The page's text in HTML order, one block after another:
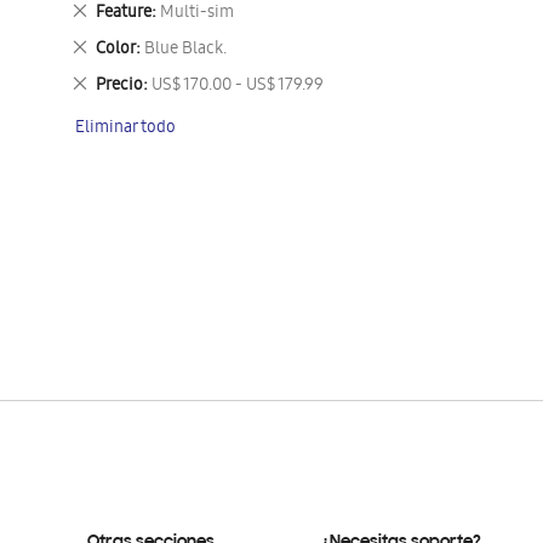
Feature Multi-sim
Eliminar
este
artículo
Color Blue Black.
Eliminar
este
artículo
Precio US$ 170.00 - US$ 179.99
Eliminar
artículo
Eliminar todo